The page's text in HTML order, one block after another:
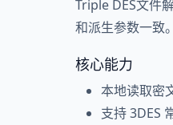
Triple DES文件
和派生参数一致。
核心能力
本地读取密
支持 3DES